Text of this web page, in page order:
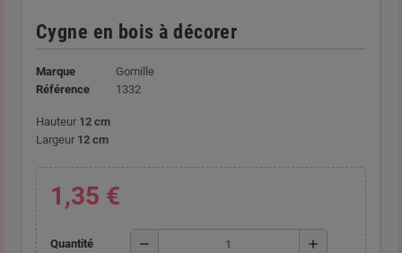
Cygne en bois à décorer
Marque
Gomille
Référence
1332
Hauteur 12 cm
Largeur 12 cm
1,35 €
Quantité remove add